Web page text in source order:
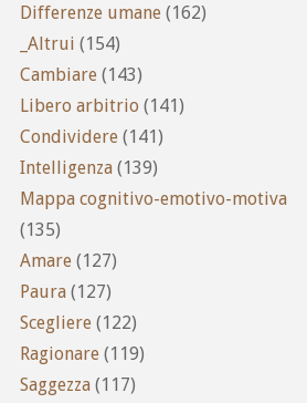
Differenze umane (162)
_Altrui (154)
Cambiare (143)
Libero arbitrio (141)
Condividere (141)
Intelligenza (139)
Mappa cognitivo-emotivo-motiva
(135)
Amare (127)
Paura (127)
Scegliere (122)
Ragionare (119)
Saggezza (117)